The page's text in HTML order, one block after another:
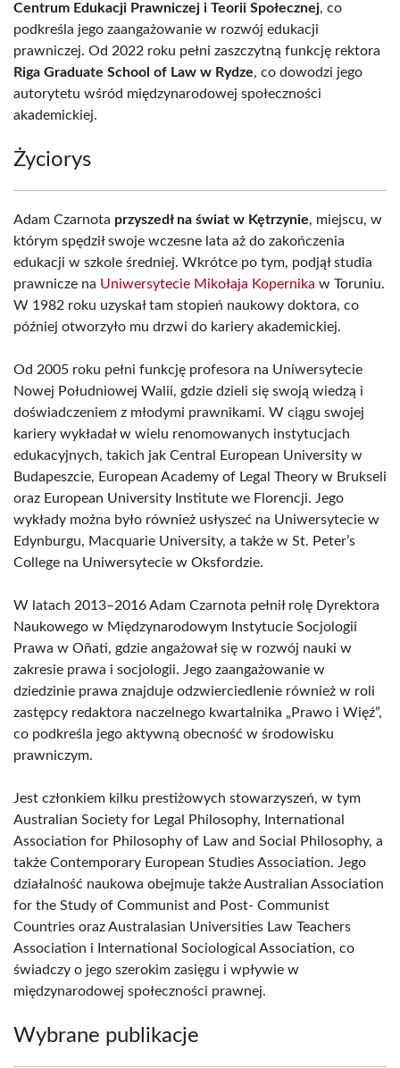
Centrum Edukacji Prawniczej i Teorii Społecznej, co
podkreśla jego zaangażowanie w rozwój edukacji
prawniczej. Od 2022 roku pełni zaszczytną funkcję rektora
Riga Graduate School of Law w Rydze, co dowodzi jego
autorytetu wśród międzynarodowej społeczności
akademickiej.
Życiorys
Adam Czarnota przyszedł na świat w Kętrzynie, miejscu, w
którym spędził swoje wczesne lata aż do zakończenia
edukacji w szkole średniej. Wkrótce po tym, podjął studia
prawnicze na Uniwersytecie Mikołaja Kopernika w Toruniu.
W 1982 roku uzyskał tam stopień naukowy doktora, co
później otworzyło mu drzwi do kariery akademickiej.
Od 2005 roku pełni funkcję profesora na Uniwersytecie
Nowej Południowej Walii, gdzie dzieli się swoją wiedzą i
doświadczeniem z młodymi prawnikami. W ciągu swojej
kariery wykładał w wielu renomowanych instytucjach
edukacyjnych, takich jak Central European University w
Budapeszcie, European Academy of Legal Theory w Brukseli
oraz European University Institute we Florencji. Jego
wykłady można było również usłyszeć na Uniwersytecie w
Edynburgu, Macquarie University, a także w St. Peter’s
College na Uniwersytecie w Oksfordzie.
W latach 2013–2016 Adam Czarnota pełnił rolę Dyrektora
Naukowego w Międzynarodowym Instytucie Socjologii
Prawa w Oñati, gdzie angażował się w rozwój nauki w
zakresie prawa i socjologii. Jego zaangażowanie w
dziedzinie prawa znajduje odzwierciedlenie również w roli
zastępcy redaktora naczelnego kwartalnika „Prawo i Więź”,
co podkreśla jego aktywną obecność w środowisku
prawniczym.
Jest członkiem kilku prestiżowych stowarzyszeń, w tym
Australian Society for Legal Philosophy, International
Association for Philosophy of Law and Social Philosophy, a
także Contemporary European Studies Association. Jego
działalność naukowa obejmuje także Australian Association
for the Study of Communist and Post- Communist
Countries oraz Australasian Universities Law Teachers
Association i International Sociological Association, co
świadczy o jego szerokim zasięgu i wpływie w
międzynarodowej społeczności prawnej.
Wybrane publikacje